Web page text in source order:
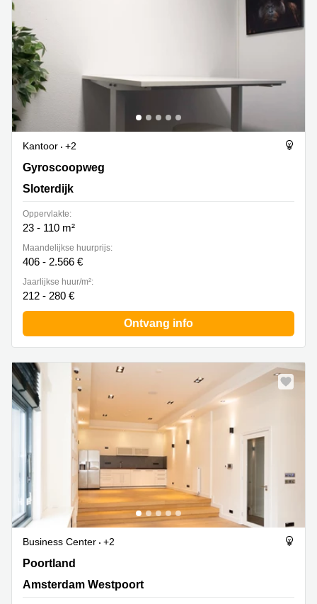
Kantoor
+2
Gyroscoopweg, Sloterdijk
Gyroscoopweg
Sloterdijk
Oppervlakte:
23 - 110 m²
Maandelijkse huurprijs:
406 - 2.566 €
Jaarlijkse huur/m²:
212 - 280 €
Ontvang info
Business Center
+2
Poortland 66, Amsterdam Westpoort
Poortland
Amsterdam Westpoort